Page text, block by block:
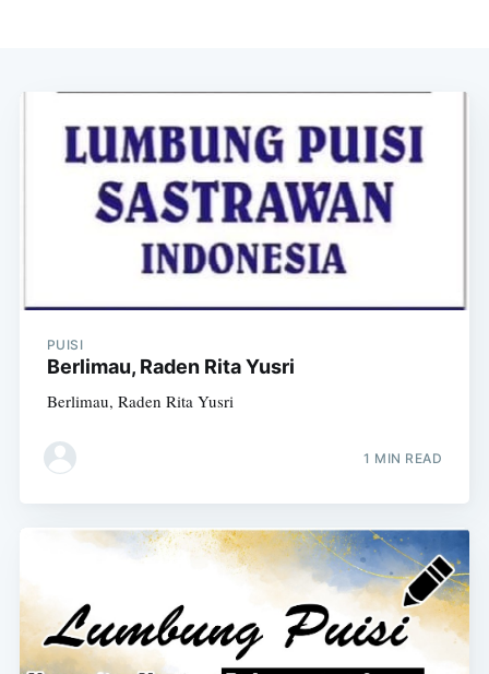
PUISI
Berlimau, Raden Rita Yusri
Berlimau, Raden Rita Yusri
1 MIN READ